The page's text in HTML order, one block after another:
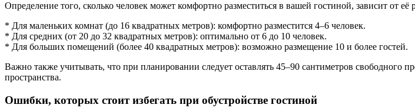
Определение того, сколько человек может комфортно разместиться в вашей гостиной, зависит от
* Для маленьких комнат (до 16 квадратных метров): комфортно разместится 4–6 человек.
* Для средних (от 20 до 32 квадратных метров): оптимально от 6 до 10 человек.
* Для больших помещений (более 40 квадратных метров): возможно размещение 10 и более гостей.
Важно также учитывать, что при планировании следует оставлять 45–90 сантиметров свободного
пространства.
Ошибки, которых стоит избегать при обустройстве гостиной